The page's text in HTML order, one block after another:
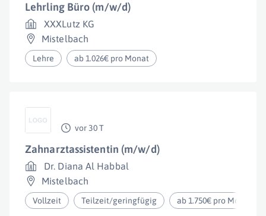
Lehrling Büro (m/w/d)
XXXLutz KG
Mistelbach
Lehre ab 1.026€ pro Monat
vor 30 T
Zahnarztassistentin (m/w/d)
Dr. Diana Al Habbal
Mistelbach
Vollzeit Teilzeit/geringfügig ab 1.750€ pro Monat